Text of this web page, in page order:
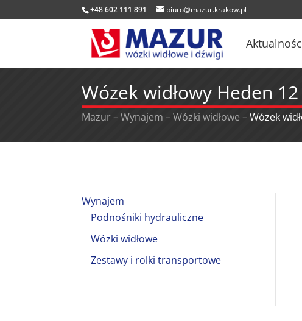
+48 602 111 891 biuro@mazur.krakow.pl
Wózek widłowy Heden
Mazur–Wynajem –Wózki widłowe –Wózek
Wynajem
Podnośniki hydrauliczne
Wózki widłowe
Zestawy i rolki transportowe